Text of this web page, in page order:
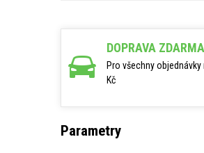
DOPRAVA ZDARMA
Pro všechny objednávky
Kč
Parametry